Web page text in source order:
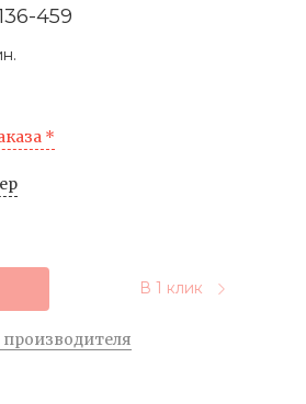
459
*
В 1 клик